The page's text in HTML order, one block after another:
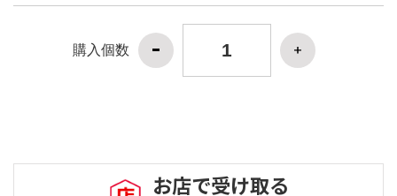
購入個数
お店で受け取る